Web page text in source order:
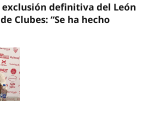
definitiva del León
Clubes: “Se ha hecho